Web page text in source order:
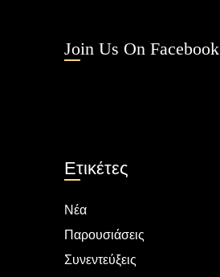
Join Us On Facebook
Ετικέτες
Νέα
Παρουσιάσεις
Συνεντεύξεις